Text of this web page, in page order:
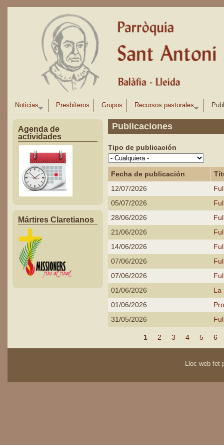
Pasar al contenido principal
Noticias Presbíteros Grupos Recursos pastorales
Agenda de
actividades
Mártires Claretianos
Publicaciones
Tipo de publicación
Fecha de publicación
12/07/2026
05/07/2026
28/06/2026
21/06/2026
14/06/2026
07/06/2026
07/06/2026
01/06/2026
La
01/06/2026
31/05/2026
Páginas1 2 3 4 5 6
Lloc web fet